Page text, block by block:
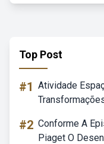
Top Post
#1 Atividade
#2 Conforme A
Piaget O